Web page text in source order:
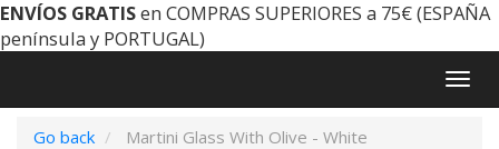
ENVÍOS GRATISen COMPRAS SUPERIORES a 75€ (ESPAÑA
península y PORTUGAL)
Go back
Martini Glass With Olive - White